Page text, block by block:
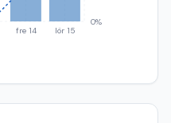
fre 14 lör 15
0%